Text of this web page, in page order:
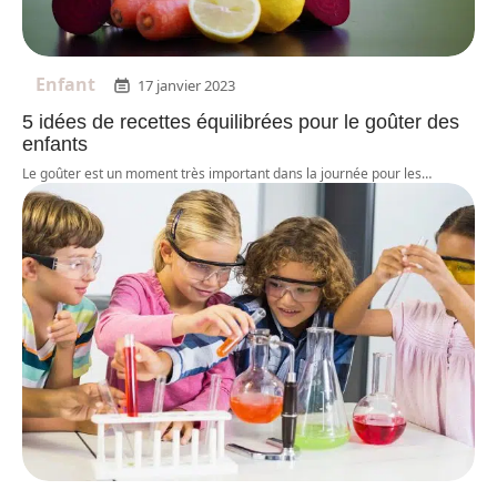
Enfant 17 janvier 2023
5 idées de recettes équilibrées pour le goûter des
enfants
Le goûter est un moment très important dans la journée pour les…